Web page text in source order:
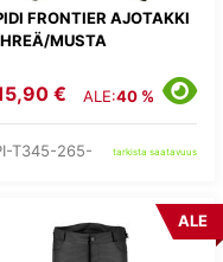
FRONTIER AJOTAKKI
MUSTA
€ ALE:40 %
T345-265- tarkista saatavuus
ALE